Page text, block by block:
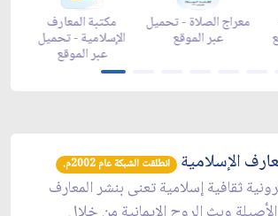
مكتبة المعارف
الإسلامية - تحميل
عبر الموقع
معراج الصلاة - تحميل
عبر الموقع
الإسلامية انطلقت الشبكة عام 2002م.
ثقافية إسلامية تعنى بنشر المعارف